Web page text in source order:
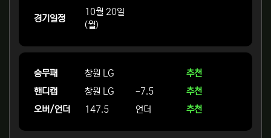
경기일정
10월 20일
(월)
승무패 창원 LG
추천
핸디캡
창원 LG -7.5
추천
오버/언더
147.5 언더 추천